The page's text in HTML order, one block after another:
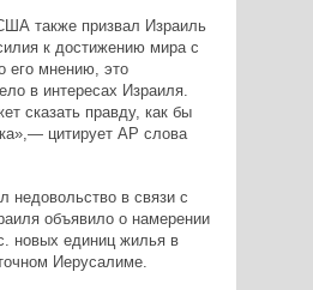
также призвал Израиль
к достижению мира с
его мнению, это
в интересах Израиля.
сказать правду, как бы
цитирует АР слова
недовольство в связи с
объявило о намерении
новых единиц жилья в
Иерусалиме.